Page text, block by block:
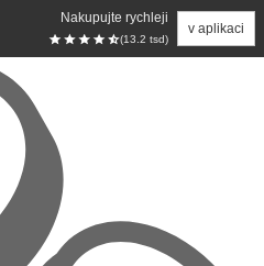
Nakupujte rychleji
(13.2 tsd)
v aplikaci